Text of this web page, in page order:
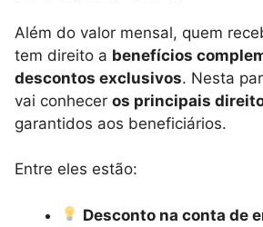
Além do valor mensal, quem
tem direito a benefícios
descontos exclusivos. Nesta
vai conhecer os principais
garantidos aos beneficiários.
Entre eles estão:
Desconto na conta de